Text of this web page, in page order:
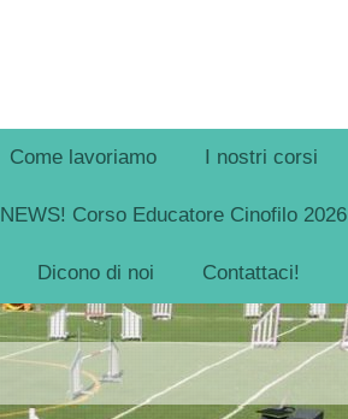
Come lavoriamo I nostri corsi
NEWS! Corso Educatore Cinofilo 2026
Dicono di noi Contattaci!